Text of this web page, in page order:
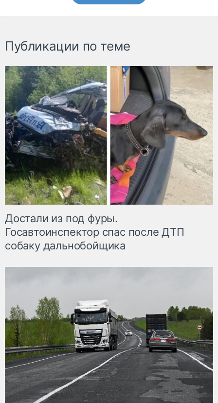
Публикации по теме
Достали из под фуры.
Госавтоинспектор спас после ДТП
собаку дальнобойщика